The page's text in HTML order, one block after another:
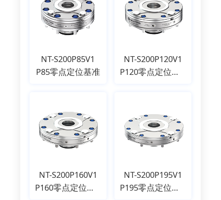
NT-S200P85V1
P85零点定位基准
NT-S200P120V1
P120零点定位基准
NT-S200P160V1
P160零点定位基准
NT-S200P195V1
P195零点定位基准